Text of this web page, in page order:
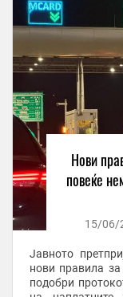
Нови
повеќе
15/06/
Јавното
нови правила
подобри